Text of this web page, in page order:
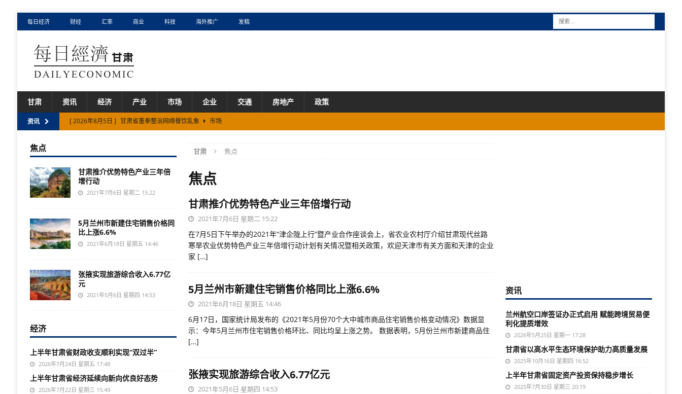
每日经济 财经 汇率 商业 科技 海外推广 发稿
甘肃 资讯 经济 产业 市场 企业 交通 房地产 政策
资讯 [ 2026年8月5日 ] 甘肃省重拳整治网络餐饮乱象
市场
[ 2026年8月3日 ] 甘肃省在不断开放中塑造发展新优势
市场
[ 2026年8月1日 ] 甘肃省规上工业增速连续54个月高于全国增速
[ 2026年8月6日 ] 甘肃宁夏内蒙古跨省旅游小环线发布
甘肃 焦点
焦点
甘肃推介优势特色产业三年倍增行动
2021年7月6日 星期二 15:22
在7月5日下午举办的2021年“津企陇上行”暨产业合作座谈会上，省农业农村厅介绍甘肃现代丝路
寒旱农业优势特色产业三年倍增行动计划有关情况暨相关政策，欢迎天津市有关方面和天津的企业
家 […]
5月兰州市新建住宅销售价格同比上涨6.6%
2021年6月18日 星期五 14:46
6月17日，国家统计局发布的《2021年5月份70个大中城市商品住宅销售价格变动情况》数据显
示：今年5月兰州市住宅销售价格环比、同比均呈上涨之势。 数据表明，5月份兰州市新建商品住
[…]
张掖实现旅游综合收入6.77亿元
2021年5月6日 星期四 14:53
焦点
甘肃推介优势特色产业三年倍
增行动
2021年7月6日 星期二 15:22
5月兰州市新建住宅销售价格同
比上涨6.6%
2021年6月18日 星期五 14:46
张掖实现旅游综合收入6.77亿
元
2021年5月6日 星期四 14:53
经济
上半年甘肃省财政收支顺利实现“双过半”
2026年7月24日 星期五 17:48
上半年甘肃省经济延续向新向优良好态势
2026年7月22日 星期三 15:49
资讯
兰州航空口岸签证办正式启用 赋能跨境贸易便
利化提质增效
2026年5月25日 星期一 17:28
甘肃省以高水平生态环境保护助力高质量发展
2025年10月16日 星期四 16:52
上半年甘肃省固定资产投资保持稳步增长
2025年7月30日 星期三 20:19